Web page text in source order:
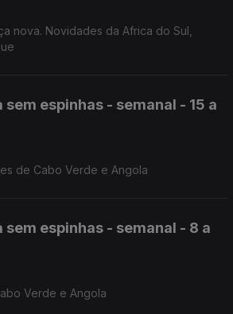
sem espinhas - semanal - 15 a
de Cabo Verde e Angola
sem espinhas - semanal - 8 a
Verde e Angola